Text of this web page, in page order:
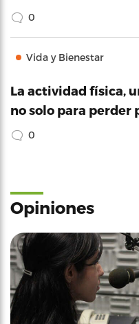
0
Vida y Bienestar
La actividad física,
no solo para perder
0
Opiniones